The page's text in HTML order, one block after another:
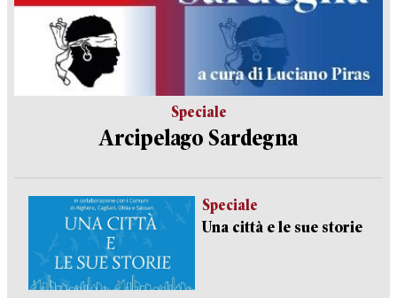
Speciale
Arcipelago Sardegna
Speciale
Una città e le sue storie